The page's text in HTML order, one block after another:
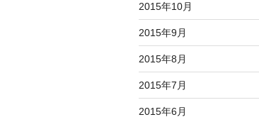
2015年10月
2015年9月
2015年8月
2015年7月
2015年6月